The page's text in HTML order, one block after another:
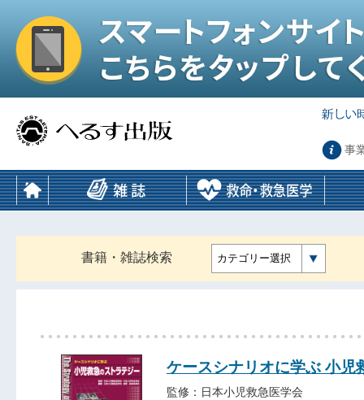
事
書籍・雑誌検索 カテゴリー選択
ケースシナリオに学ぶ 小
監修：日本小児救急医学会